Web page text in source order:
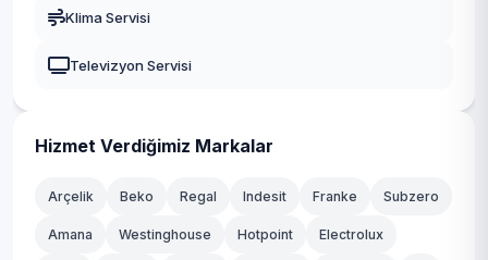
Klima Servisi
Televizyon Servisi
Hizmet Verdiğimiz Markalar
Arçelik Beko Regal Indesit Franke Subzero
Amana Westinghouse Hotpoint Electrolux